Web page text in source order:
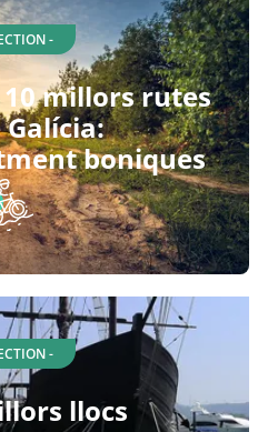
-
millors rutes
Galícia:
boniques
-
llocs